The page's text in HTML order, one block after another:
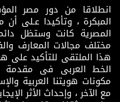
انطلاقا من دور مصر
المبكرة ، وتأكيدا عـلى
المصرية كانت وستظل
مختلف مجالات المعارف
هذا الملتقى للتأكيد على
الخط العربى فى مقدمة
مكونات هويتنا العربية
مع الآخر ، وإحداث الأثر